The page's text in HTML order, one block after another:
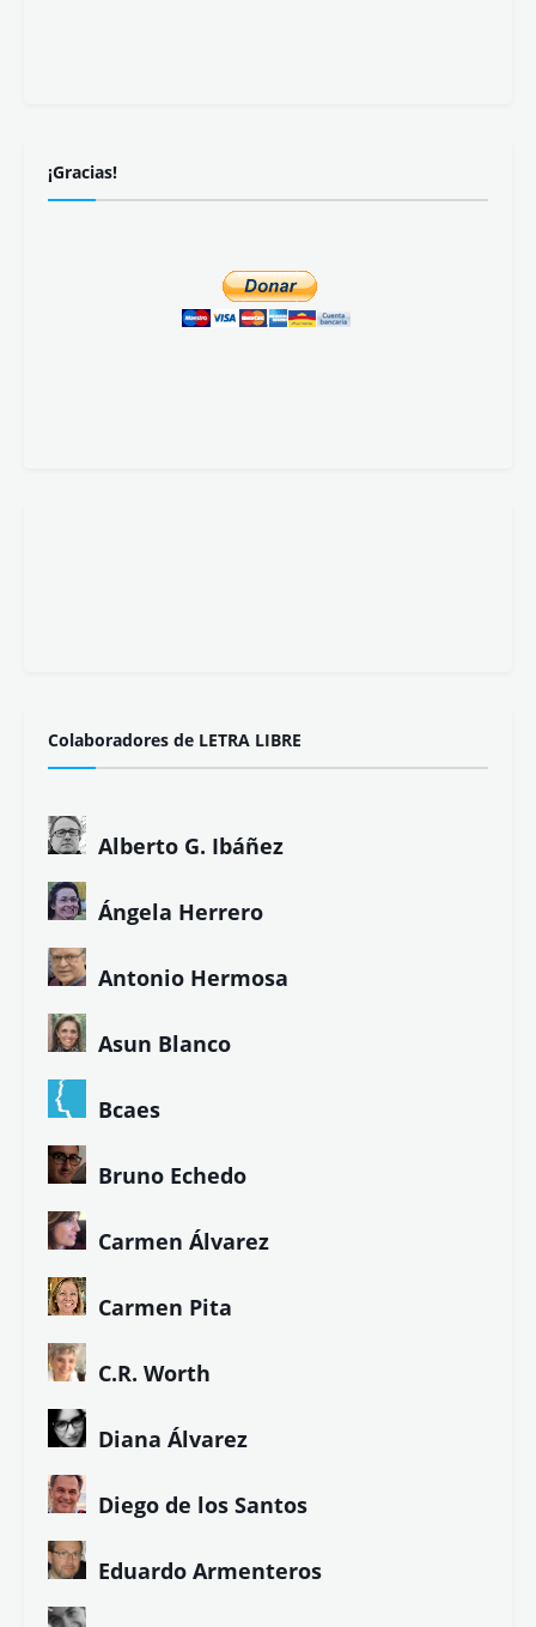
¡Gracias!
Colaboradores de LETRA LIBRE
Alberto G. Ibáñez
Ángela Herrero
Antonio Hermosa
Asun Blanco
Bcaes
Bruno Echedo
Carmen Álvarez
Carmen Pita
C.R. Worth
Diana Álvarez
Diego de los Santos
Eduardo Armenteros